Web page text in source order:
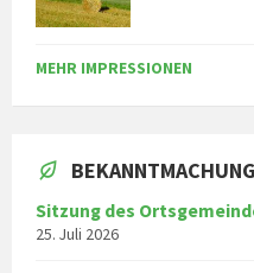
MEHR IMPRESSIONEN
Sitzung des
25. Juli 2026